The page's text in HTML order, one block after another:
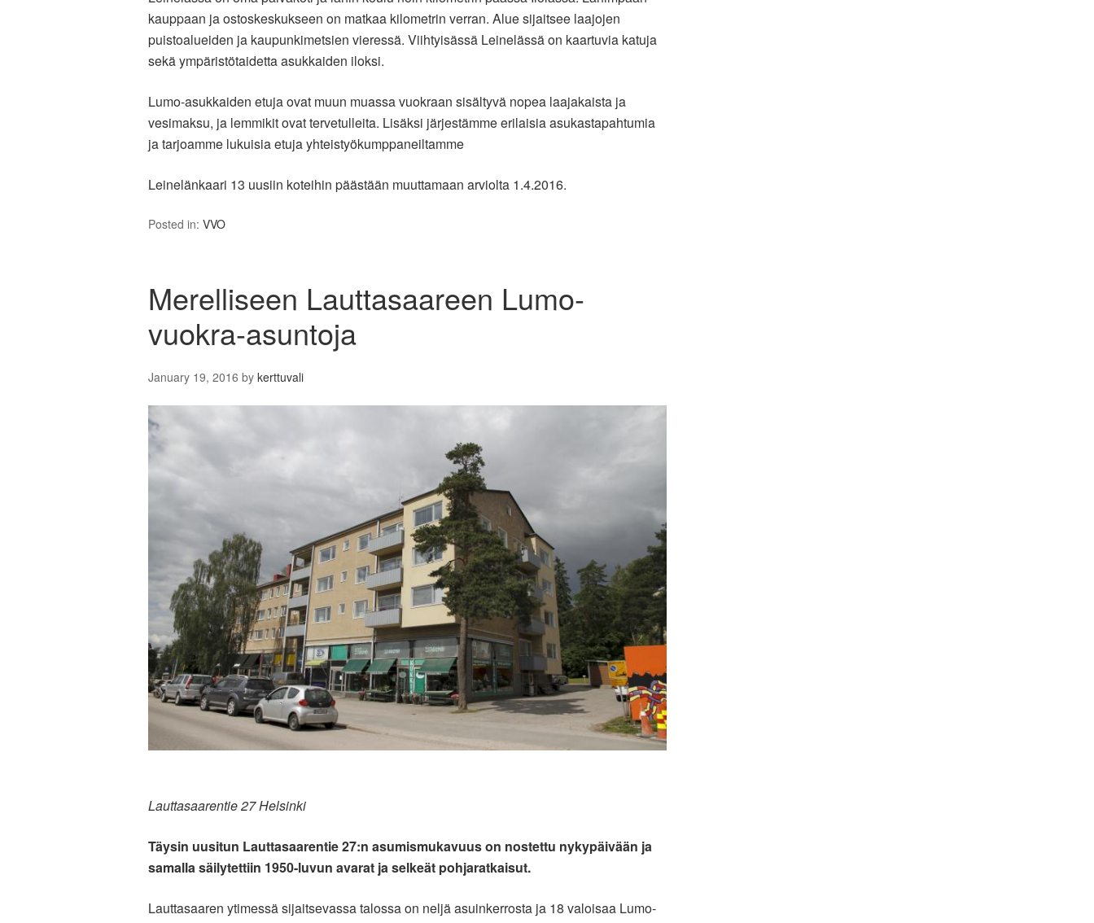
kauppaan ja ostoskeskukseen on matkaa kilometrin verran. Alue sijaitsee laajojen
puistoalueiden ja kaupunkimetsien vieressä. Viihtyisässä Leinelässä on kaartuvia katuja
sekä ympäristötaidetta asukkaiden iloksi.
Lumo-asukkaiden etuja ovat muun muassa vuokraan sisältyvä nopea laajakaista ja
vesimaksu, ja lemmikit ovat tervetulleita. Lisäksi järjestämme erilaisia asukastapahtumia
ja tarjoamme lukuisia etuja yhteistyökumppaneiltamme
Leinelänkaari 13 uusiin koteihin päästään muuttamaan arviolta 1.4.2016.
Posted in: VVO
Merelliseen Lauttasaareen Lumo-
vuokra-asuntoja
January 19, 2016 by kerttuvali
Lauttasaarentie 27 Helsinki
Täysin uusitun Lauttasaarentie 27:n asumismukavuus on nostettu nykypäivään ja
samalla säilytettiin 1950-luvun avarat ja selkeät pohjaratkaisut.
Lauttasaaren ytimessä sijaitsevassa talossa on neljä asuinkerrosta ja 18 valoisaa Lumo-